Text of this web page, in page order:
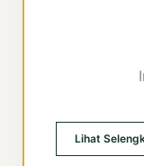
Lihat